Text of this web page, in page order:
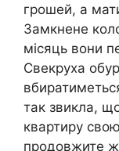
грошей, а
Замкнене
місяць вони
Свекруха
так звикла,
квартиру
продовжите